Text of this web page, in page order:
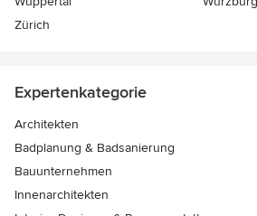
Zürich
Expertenkategorie
Architekten
Badplanung & Badsanierung
Bauunternehmen
Innenarchitekten